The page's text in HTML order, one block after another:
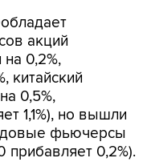
акций
0,2%,
китайский
0,5%,
1,1%), но вышли
фьючерсы
прибавляет 0,2%).